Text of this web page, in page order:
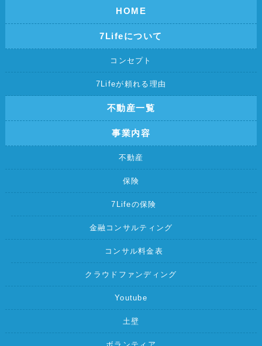
HOME
7Lifeについて
コンセプト
7Lifeが頼れる理由
不動産一覧
事業内容
不動産
保険
7Lifeの保険
金融コンサルティング
コンサル料金表
クラウドファンディング
Youtube
土壁